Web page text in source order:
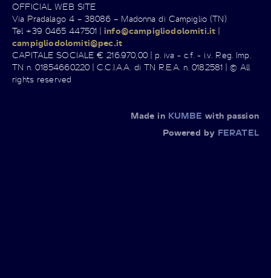
OFFICIAL WEB SITE
Via Pradalago 4 – 38086 – Madonna di Campiglio (TN)
Tel +39 0465 447501 |info@campigliodolomiti.it |
campigliodolomiti@pec.it
CAPITALE SOCIALE € 216.970,00 | p. iva - c.f. - i.v. Reg. Imp.
TN n. 01854660220 | C.C.I.A.A. di TN R.E.A. n. 0182581 | © All
rights reserved
Made in KUMBE with passion
Powered by FERATEL